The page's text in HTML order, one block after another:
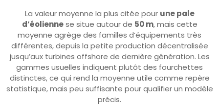
La valeur moyenne la plus citée pour une pale
d’éoliennese situe autour de 50 m, mais cette
moyenne agrège des familles d’équipements très
différentes, depuis la petite production décentralisée
jusqu’aux turbines offshore de dernière génération. Les
gammes usuelles indiquent plutôt des fourchettes
distinctes, ce qui rend la moyenne utile comme repère
statistique, mais peu suffisante pour qualifier un modèle
précis.